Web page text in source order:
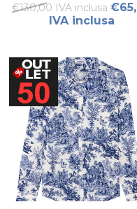
€130,00 IVA inclusa
IVA inclusa